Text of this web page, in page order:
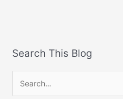
Search This Blog
e